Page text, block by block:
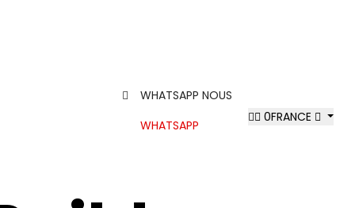
WHATSAPP NOUS
WHATSAPP
0FRANCE